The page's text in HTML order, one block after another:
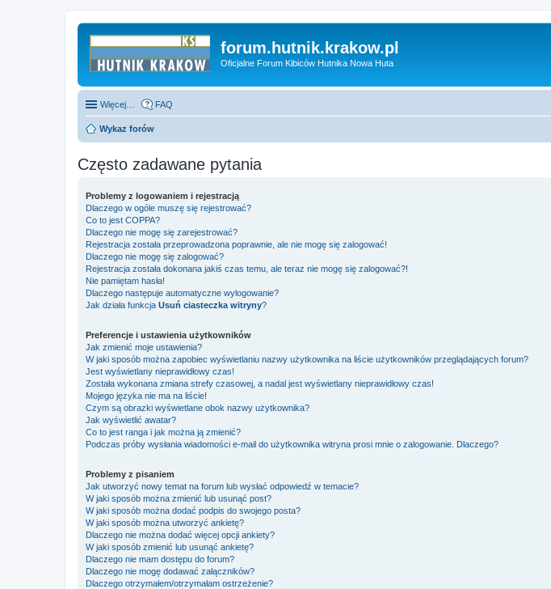
forum.hutnik.krakow.pl
Oficjalne Forum Kibiców Hutnika Nowa Huta
Więcej… FAQ
Wykaz forów
Często zadawane pytania
Problemy z logowaniem i rejestracją
Dlaczego w ogóle muszę się rejestrować?
Co to jest COPPA?
Dlaczego nie mogę się zarejestrować?
Rejestracja została przeprowadzona poprawnie, ale nie mogę się zalogować!
Dlaczego nie mogę się zalogować?
Rejestracja została dokonana jakiś czas temu, ale teraz nie mogę się zalogować?!
Nie pamiętam hasła!
Dlaczego następuje automatyczne wylogowanie?
Jak działa funkcja Usuń ciasteczka witryny?
Preferencje i ustawienia użytkowników
Jak zmienić moje ustawienia?
W jaki sposób można zapobiec wyświetlaniu nazwy użytkownika na liście użytkowników przeglądających forum?
Jest wyświetlany nieprawidłowy czas!
Została wykonana zmiana strefy czasowej, a nadal jest wyświetlany nieprawidłowy czas!
Mojego języka nie ma na liście!
Czym są obrazki wyświetlane obok nazwy użytkownika?
Jak wyświetlić awatar?
Co to jest ranga i jak można ją zmienić?
Podczas próby wysłania wiadomości e-mail do użytkownika witryna prosi mnie o zalogowanie. Dlaczego?
Problemy z pisaniem
Jak utworzyć nowy temat na forum lub wysłać odpowiedź w temacie?
W jaki sposób można zmienić lub usunąć post?
W jaki sposób można dodać podpis do swojego posta?
W jaki sposób można utworzyć ankietę?
Dlaczego nie można dodać więcej opcji ankiety?
W jaki sposób zmienić lub usunąć ankietę?
Dlaczego nie mam dostępu do forum?
Dlaczego nie mogę dodawać załączników?
Dlaczego otrzymałem/otrzymałam ostrzeżenie?